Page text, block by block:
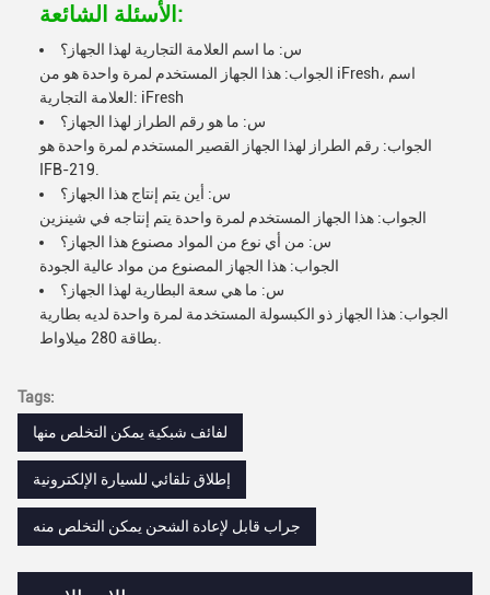
الأسئلة الشائعة:
س: ما اسم العلامة التجارية لهذا الجهاز؟
الجواب: هذا الجهاز المستخدم لمرة واحدة هو من iFresh، اسم
العلامة التجارية: iFresh
س: ما هو رقم الطراز لهذا الجهاز؟
الجواب: رقم الطراز لهذا الجهاز القصير المستخدم لمرة واحدة هو
IFB-219.
س: أين يتم إنتاج هذا الجهاز؟
الجواب: هذا الجهاز المستخدم لمرة واحدة يتم إنتاجه في شينزين
س: من أي نوع من المواد مصنوع هذا الجهاز؟
الجواب: هذا الجهاز المصنوع من مواد عالية الجودة
س: ما هي سعة البطارية لهذا الجهاز؟
الجواب: هذا الجهاز ذو الكبسولة المستخدمة لمرة واحدة لديه بطارية
Tags:
لفائف شبكية يمكن التخلص منها
إطلاق تلقائي للسيارة الإلكترونية
جراب قابل لإعادة الشحن يمكن التخلص منه